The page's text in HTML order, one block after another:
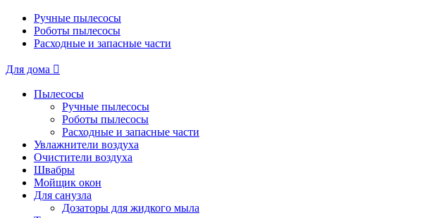
Ручные пылесосы
Роботы пылесосы
Расходные и запасные части
Для дома
Пылесосы
Ручные пылесосы
Роботы пылесосы
Расходные и запасные части
Увлажнители воздуха
Очистители воздуха
Швабры
Мойщик окон
Для санузла
Дозаторы для жидкого мыла